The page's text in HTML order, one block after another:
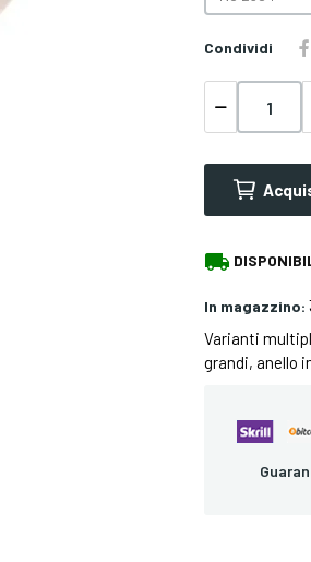
Condividi
local_shipping
In magazzino:
Varianti
grandi, anello